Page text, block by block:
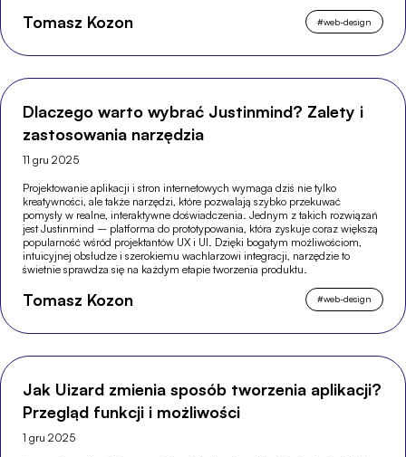
Tomasz Kozon #web-design
Dlaczego warto wybrać Justinmind? Zalety i
zastosowania narzędzia
11 gru 2025
Projektowanie aplikacji i stron internetowych wymaga dziś nie tylko
kreatywności, ale także narzędzi, które pozwalają szybko przekuwać
pomysły w realne, interaktywne doświadczenia. Jednym z takich rozwiązań
jest Justinmind – platforma do prototypowania, która zyskuje coraz większą
popularność wśród projektantów UX i UI. Dzięki bogatym możliwościom,
intuicyjnej obsłudze i szerokiemu wachlarzowi integracji, narzędzie to
świetnie sprawdza się na każdym etapie tworzenia produktu.
Tomasz Kozon #web-design
Jak Uizard zmienia sposób tworzenia aplikacji?
Przegląd funkcji i możliwości
1 gru 2025